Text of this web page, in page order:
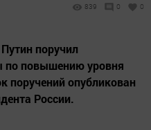
839 0 0
поручил
по повышению уровня
поручений опубликован
России.